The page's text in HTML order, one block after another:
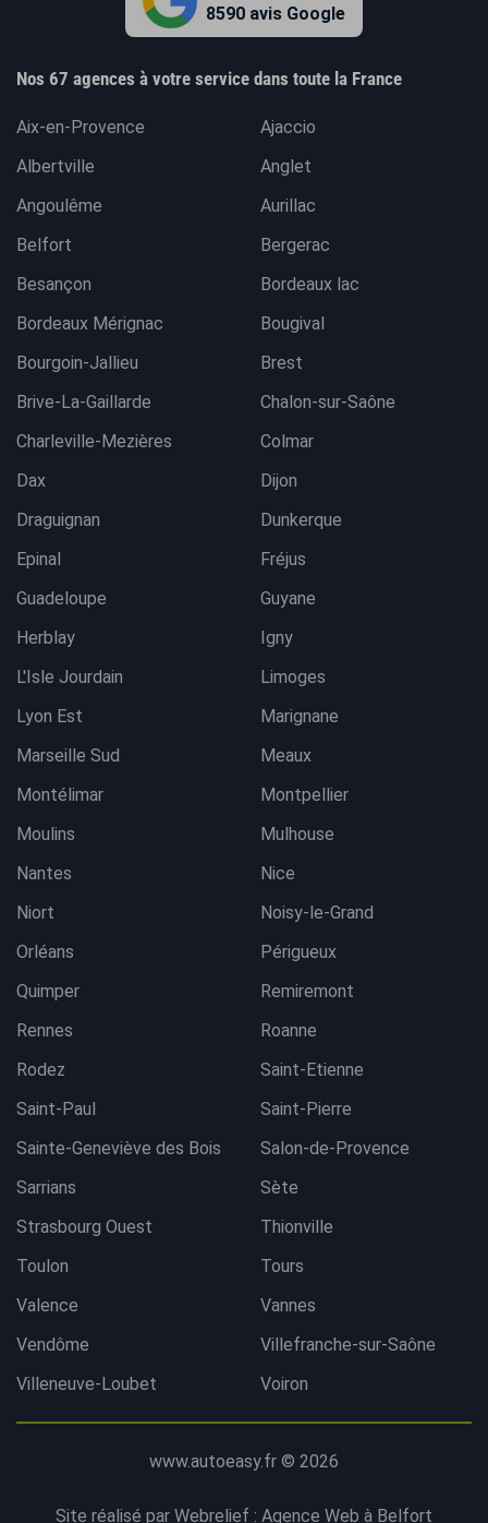
8590 avis Google
Nos 67 agences à votre service dans toute la France
Aix-en-Provence
Ajaccio
Albertville
Anglet
Angoulême
Aurillac
Belfort
Bergerac
Besançon
Bordeaux lac
Bordeaux Mérignac
Bougival
Bourgoin-Jallieu
Brest
Brive-La-Gaillarde
Chalon-sur-Saône
Charleville-Mezières
Colmar
Dax
Dijon
Draguignan
Dunkerque
Epinal
Fréjus
Guadeloupe
Guyane
Herblay
Igny
L'Isle Jourdain
Limoges
Lyon Est
Marignane
Marseille Sud
Meaux
Montélimar
Montpellier
Moulins
Mulhouse
Nantes
Nice
Niort
Noisy-le-Grand
Orléans
Périgueux
Quimper
Remiremont
Rennes
Roanne
Rodez
Saint-Etienne
Saint-Paul
Saint-Pierre
Sainte-Geneviève des Bois
Salon-de-Provence
Sarrians
Sète
Strasbourg Ouest
Thionville
Toulon
Tours
Valence
Vannes
Vendôme
Villefranche-sur-Saône
Villeneuve-Loubet
Voiron
www.autoeasy.fr © 2026
Site réalisé par Webrelief : Agence Web à Belfort